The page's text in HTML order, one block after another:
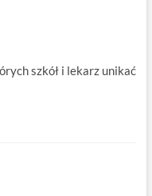
szkół i lekarz unikać